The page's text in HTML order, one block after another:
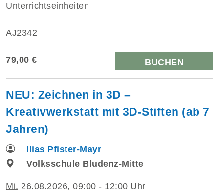
Unterrichtseinheiten
AJ2342
79,00 € BUCHEN
NEU: Zeichnen in 3D –
Kreativwerkstatt mit 3D-Stiften (ab 7
Jahren)
Ilias Pfister-Mayr
Volksschule Bludenz-Mitte
Mi. 26.08.2026, 09:00 - 12:00 Uhr